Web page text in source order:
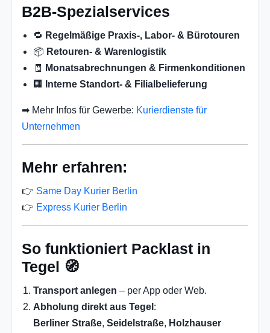
B2B-Spezialservices
🔁 Regelmäßige Praxis-, Labor- & Bürotouren
📦 Retouren- & Warenlogistik
🧾
Monatsabrechnungen & Firmenkonditionen
🏢
Interne Standort- & Filialbelieferung
➡ Mehr Infos für Gewerbe: Kurierdienste für
Unternehmen
Mehr erfahren:
👉 Same Day Kurier Berlin
👉 Express Kurier Berlin
So funktioniert Packlast in
Tegel 🧭
Transport anlegen – per App oder Web.
Abholung direkt aus Tegel :
Berliner Straße,Seidelstraße, Holzhauser